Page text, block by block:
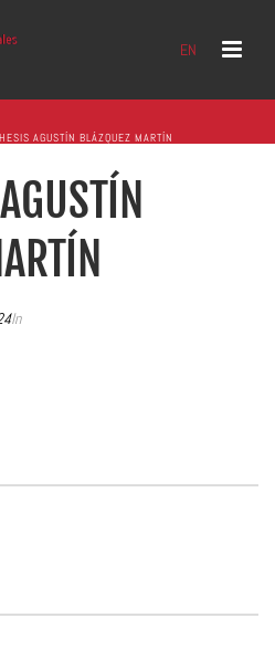
EN
AGUSTÍN BLÁZQUEZ MARTÍN
In